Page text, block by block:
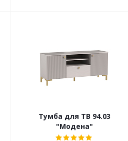
Тумба для ТВ 94.03
"Модена"